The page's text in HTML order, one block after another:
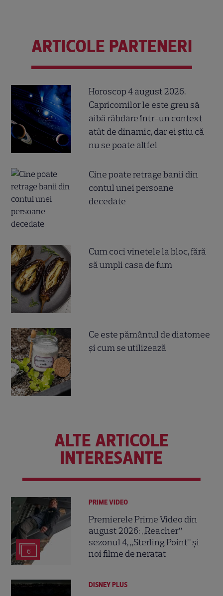
ARTICOLE PARTENERI
Horoscop 4 august 2026.
Capricornilor le este greu să
aibă răbdare într-un context
atât de dinamic, dar ei știu că
nu se poate altfel
Cine poate retrage banii din
contul unei persoane
decedate
Cum coci vinetele la bloc, fără
să umpli casa de fum
Ce este pământul de diatomee
și cum se utilizează
ALTE ARTICOLE
INTERESANTE
6
PRIME VIDEO
Premierele Prime Video din
august 2026: „Reacher”
sezonul 4, „Sterling Point” și
noi filme de neratat
DISNEY PLUS